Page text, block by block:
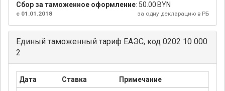
Сбор за таможенное оформление: 50.00 BYN
за одну декларацию в РБ
с 01.01.2018
Единый таможенный тариф ЕАЭС, код 0202 10 000
2
Дата Ставка
Примечание